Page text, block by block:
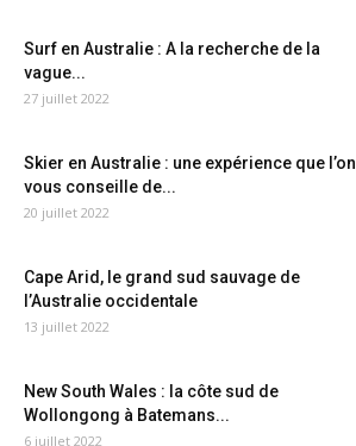
Surf en Australie : A la recherche de la
vague...
27 juillet 2022
Skier en Australie : une expérience que l’on
vous conseille de...
20 juillet 2022
Cape Arid, le grand sud sauvage de
l’Australie occidentale
13 juillet 2022
New South Wales : la côte sud de
Wollongong à Batemans...
6 juillet 2022